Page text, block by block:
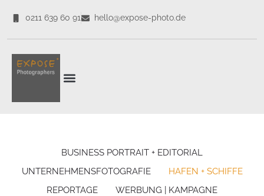
0211 639 60 91 hello@expose-photo.de
BUSINESS PORTRAIT + EDITORIAL
UNTERNEHMENSFOTOGRAFIE
HAFEN + SCHIFFE
REPORTAGE
WERBUNG | KAMPAGNE